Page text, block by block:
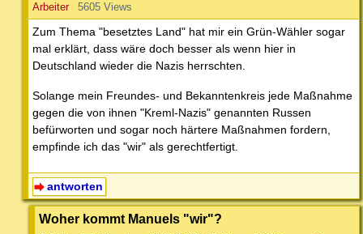
Arbeiter
5605 Views
Zum Thema "besetztes Land" hat mir ein Grün-Wähler sogar
mal erklärt, dass wäre doch besser als wenn hier in
Deutschland wieder die Nazis herrschten.
Solange mein Freundes- und Bekanntenkreis jede Maßnahme
gegen die von ihnen "Kreml-Nazis" genannten Russen
befürworten und sogar noch härtere Maßnahmen fordern,
empfinde ich das "wir" als gerechtfertigt.
antworten
Woher kommt Manuels "wir"?